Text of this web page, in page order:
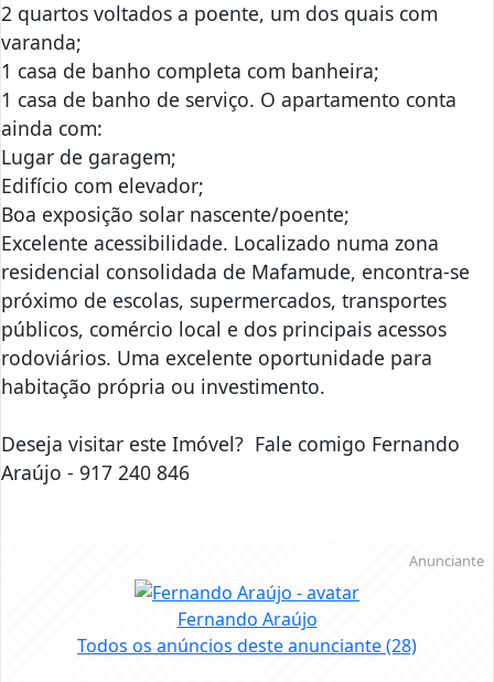
2 quartos voltados a poente, um dos quais com
varanda;
1 casa de banho completa com banheira;
1 casa de banho de serviço. O apartamento conta
ainda com:
Lugar de garagem;
Edifício com elevador;
Boa exposição solar nascente/poente;
Excelente acessibilidade. Localizado numa zona
residencial consolidada de Mafamude, encontra-se
próximo de escolas, supermercados, transportes
públicos, comércio local e dos principais acessos
rodoviários. Uma excelente oportunidade para
habitação própria ou investimento.
Deseja visitar este Imóvel? Fale comigo Fernando
Araújo - 917 240 846
Anunciante
Fernando Araújo
Todos os anúncios deste anunciante(28)